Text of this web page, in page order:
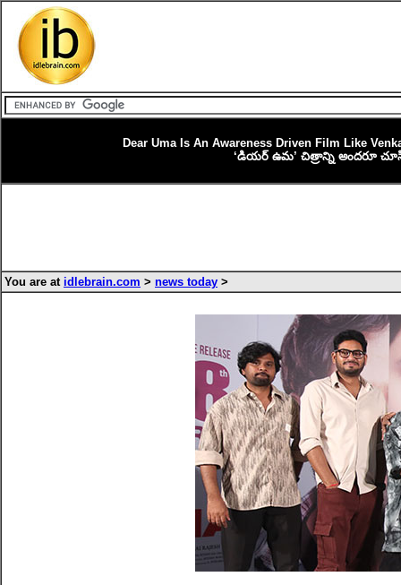
Dear Uma Is An Awareness Driven Film Like
‘డియర్ ఉమ’ చిత్రాన్ని అందరూ
You are at idlebrain.com > news today >